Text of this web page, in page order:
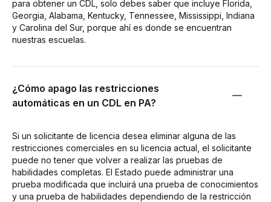
para obtener un CDL, solo debes saber que incluye Florida,
Georgia, Alabama, Kentucky, Tennessee, Mississippi, Indiana
y Carolina del Sur, porque ahí es donde se encuentran
nuestras escuelas.
¿Cómo apago las restricciones
automáticas en un CDL en PA?
Si un solicitante de licencia desea eliminar alguna de las
restricciones comerciales en su licencia actual, el solicitante
puede no tener que volver a realizar las pruebas de
habilidades completas. El Estado puede administrar una
prueba modificada que incluirá una prueba de conocimientos
y una prueba de habilidades dependiendo de la restricción